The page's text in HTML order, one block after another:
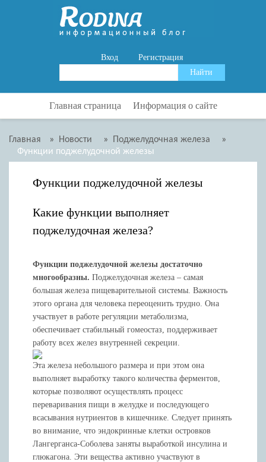
Вход Регистрация
Главная страница Информация о сайте
Главная » Новости » Поджелудочная железа
»
Функции поджелудочной железы
Функции поджелудочной железы
Какие функции выполняет
поджелудочная железа?
Функции поджелудочной железы достаточно
многообразны. Поджелудочная железа – самая
большая железа пищеварительной системы. Важность
этого органа для человека переоценить трудно. Она
участвует в работе регуляции метаболизма,
обеспечивает стабильный гомеостаз, поддерживает
работу всех желез внутренней секреции.
Эта железа небольшого размера и при этом она
выполняет выработку такого количества ферментов,
которые позволяют осуществлять процесс
переваривания пищи в желудке и последующего
всасывания нутриентов в кишечнике. Следует принять
во внимание, что эндокринные клетки островков
Лангерганса-Соболева заняты выработкой инсулина и
глюкагона. Эти вещества активно участвуют в